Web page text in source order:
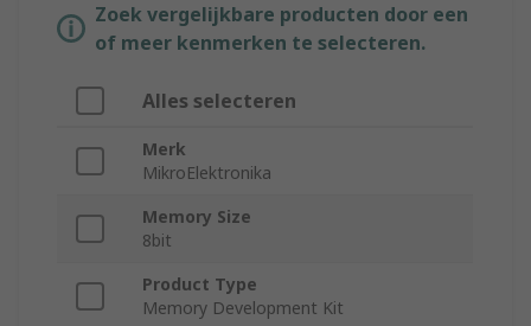
Zoek vergelijkbare producten door een
of meer kenmerken te selecteren.
Alles selecteren
Merk
MikroElektronika
Memory Size
8bit
Product Type
Memory Development Kit